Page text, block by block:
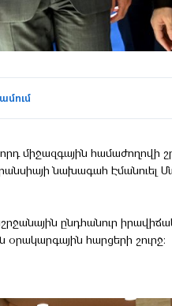
միջազգային համաժողովի
նախագահ Էմանուել
ընդհանուր
հարցերի շուրջ։